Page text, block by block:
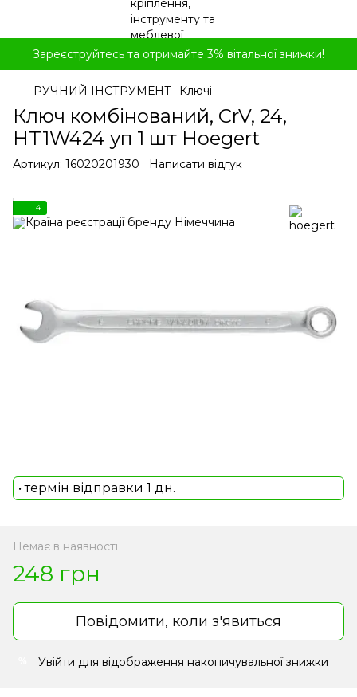
Зареєструйтесь та отримайте 3% вітальної знижки!
РУЧНИЙ ІНСТРУМЕНТ Ключі
Ключ комбінований, CrV, 24,
HT1W424 уп 1 шт Hoegert
Артикул: 16020201930 Написати відгук
4
• термін відправки 1 дн.
Немає в наявності
248 грн
Повідомити, коли з'явиться
Увійти для відображення накопичувальної знижки